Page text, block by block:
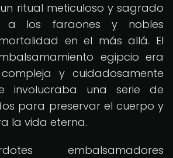
ritual meticuloso y sagrado
a los faraones y nobles
en el más allá. El
egipcio era
y cuidadosamente
involucraba una serie de
para preservar el cuerpo y
la vida eterna.
embalsamadores